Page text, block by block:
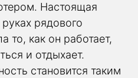
Настоящая
рядового
то, как он работает,
и отдыхает.
становится таким